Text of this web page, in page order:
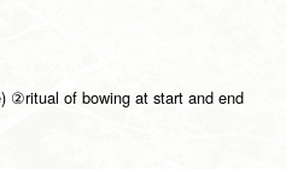
②ritual of bowing at start and end